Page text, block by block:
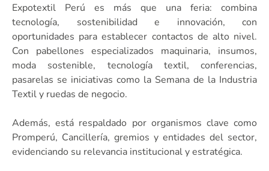
Expotextil Perú es más que una feria: combina
tecnología, sostenibilidad e innovación, con
oportunidades para establecer contactos de alto nivel.
Con pabellones especializados maquinaria, insumos,
moda sostenible, tecnología textil, conferencias,
pasarelas se iniciativas como la Semana de la Industria
Textil y ruedas de negocio.
Además, está respaldado por organismos clave como
Promperú, Cancillería, gremios y entidades del sector,
evidenciando su relevancia institucional y estratégica.